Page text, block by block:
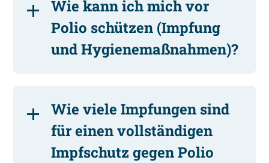
Wie kann ich mich vor
Polio schützen (Impfung
und Hygienemaßnahmen)?
Wie viele Impfungen sind
für einen vollständigen
Impfschutz gegen Polio